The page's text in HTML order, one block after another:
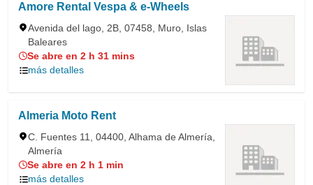
Amore Rental Vespa & e-Wheels
Avenida del lago, 2B, 07458, Muro, Islas
Baleares
Se abre en 2 h 31 mins
más detalles
Almeria Moto Rent
C. Fuentes 11, 04400, Alhama de Almería,
Almería
Se abre en 2 h 1 min
más detalles